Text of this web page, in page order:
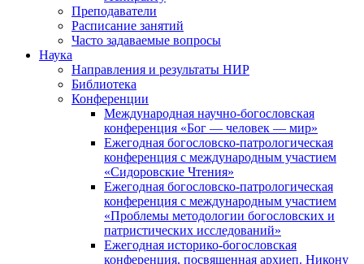
Преподаватели
Расписание занятий
Часто задаваемые вопросы
Наука
Направления и результаты НИР
Библиотека
Конференции
Международная научно-богословская
конференция «Бог — человек — мир»
Ежегодная богословско-патрологическая
конференция с международным участием
«Сидоровские Чтения»
Ежегодная богословско-патрологическая
конференция с международным участием
«Проблемы методологии богословских и
патристических исследований»
Ежегодная историко-богословская
конференция, посвященная архиеп. Никону